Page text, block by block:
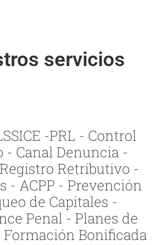
servicios
-PRL - Control
- Canal Denuncia -
Retributivo -
- ACPP - Prevención
de Capitales -
Penal - Planes de
Bonificada